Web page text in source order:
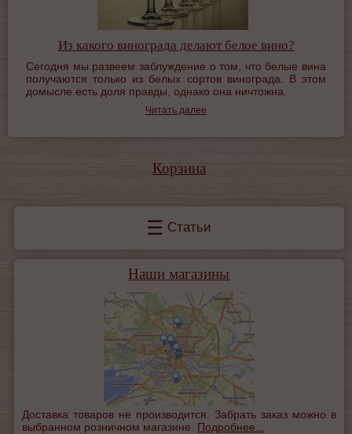
Из какого винограда делают белое вино?
Сегодня мы развеем заблуждение о том, что белые вина
получаются только из белых сортов винограда. В этом
домысле есть доля правды, однако она ничтожна.
Читать далее
Корзина
☰ Статьи
Наши магазины
Доставка товаров не производится. Забрать заказ можно в
выбранном розничном магазине. Подробнее...